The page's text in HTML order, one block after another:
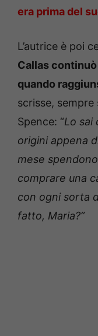
era prima del
L’autrice è poi
Callas
quando
scrisse,
Spence: “Lo sai
origini appena
mese
comprare una
con ogni sorta
fatto, Maria?”